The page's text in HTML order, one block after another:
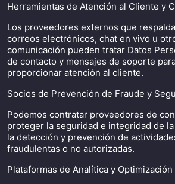
Herramientas de Atención al Cliente y
Los proveedores externos que
correos electrónicos, chat en vivo u
comunicación pueden tratar Datos
de contacto y mensajes de soporte
proporcionar atención al cliente.
Socios de Prevención de Fraude y
Podemos contratar proveedores de
proteger la seguridad e integridad de
la detección y prevención de
fraudulentas o no autorizadas.
Plataformas de Analítica y Optimización